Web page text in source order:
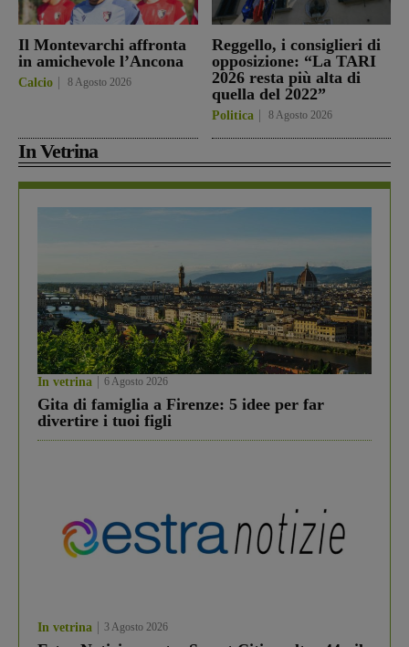
Il Montevarchi affronta
in amichevole l’Ancona
Calcio 8 Agosto 2026
Reggello, i consiglieri di
opposizione: “La TARI
2026 resta più alta di
quella del 2022”
Politica 8 Agosto 2026
In Vetrina
In vetrina 6 Agosto 2026
Gita di famiglia a Firenze: 5 idee per far
divertire i tuoi figli
In vetrina 3 Agosto 2026